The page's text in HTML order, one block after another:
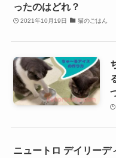
ったのはどれ？
2021年10月19日 猫のごはん
ニュートロ デイリーデ